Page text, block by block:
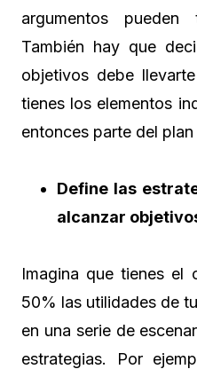
argumentos
También hay que
objetivos debe
tienes los elementos
entonces parte del
Define las
alcanzar
Imagina que tienes el
50% las utilidades de
en una serie de
estrategias. Por